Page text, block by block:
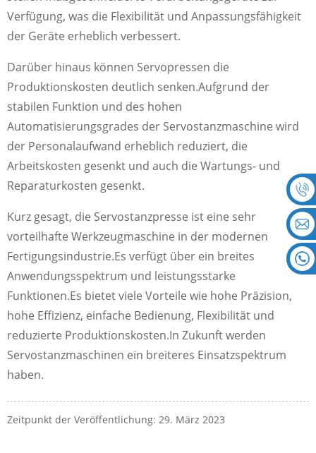
Verfügung, was die Flexibilität und Anpassungsfähigkeit
der Geräte erheblich verbessert.
Darüber hinaus können Servopressen die
Produktionskosten deutlich senken.Aufgrund der
stabilen Funktion und des hohen
Automatisierungsgrades der Servostanzmaschine wird
der Personalaufwand erheblich reduziert, die
Arbeitskosten gesenkt und auch die Wartungs- und
Reparaturkosten gesenkt.
Kurz gesagt, die Servostanzpresse ist eine sehr
vorteilhafte Werkzeugmaschine in der modernen
Fertigungsindustrie.Es verfügt über ein breites
Anwendungsspektrum und leistungsstarke
Funktionen.Es bietet viele Vorteile wie hohe Präzision,
hohe Effizienz, einfache Bedienung, Flexibilität und
reduzierte Produktionskosten.In Zukunft werden
Servostanzmaschinen ein breiteres Einsatzspektrum
haben.
Zeitpunkt der Veröffentlichung: 29. März 2023